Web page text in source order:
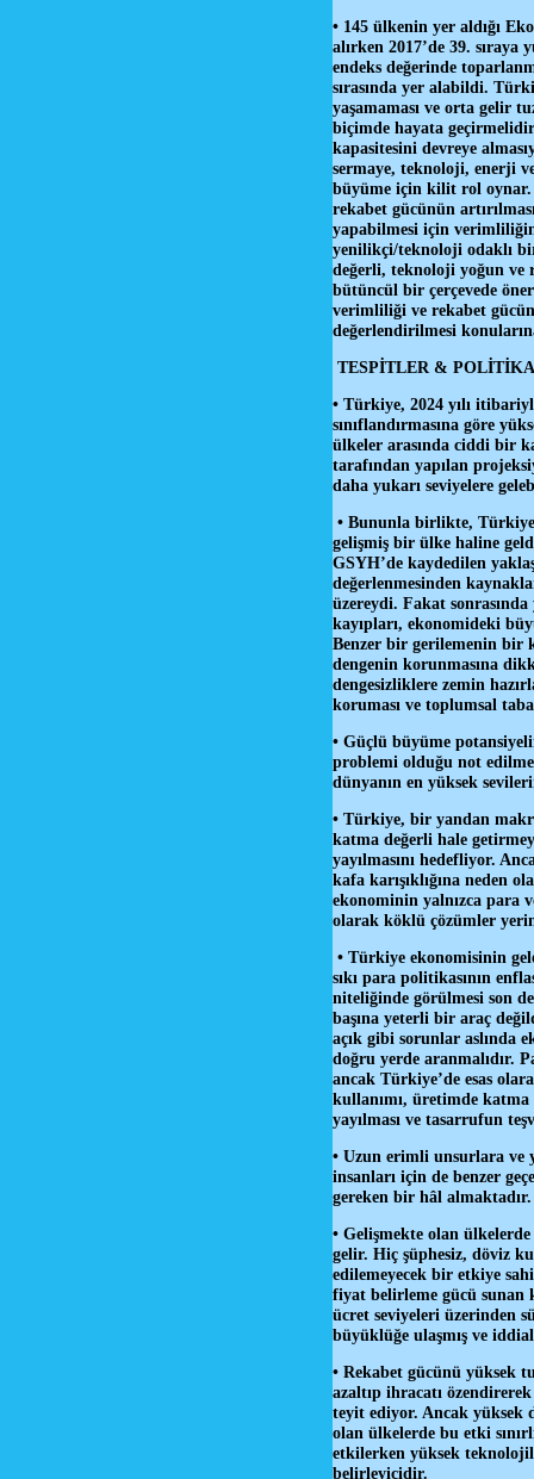
• 145 ülkenin yer aldığı
alırken 2017’de 39.
endeks değerinde
sırasında yer alabildi.
yaşamaması ve orta gelir
biçimde hayata
kapasitesini devreye
sermaye, teknoloji, enerji
büyüme için kilit rol oynar.
rekabet gücünün
yapabilmesi için
yenilikçi/teknoloji odaklı
değerli, teknoloji yoğun ve
bütüncül bir çerçevede
verimliliği ve rekabet
değerlendirilmesi
TESPİTLER &
• Türkiye, 2024 yılı
sınıflandırmasına göre
ülkeler arasında ciddi bir
tarafından yapılan
daha yukarı seviyelere
• Bununla birlikte,
gelişmiş bir ülke haline
GSYH’de kaydedilen
değerlenmesinden
üzereydi. Fakat
kayıpları, ekonomideki
Benzer bir gerilemenin bir
dengenin korunmasına
dengesizliklere zemin
koruması ve toplumsal
• Güçlü büyüme
problemi olduğu not
dünyanın en yüksek
• Türkiye, bir yandan
katma değerli hale
yayılmasını hedefliyor.
kafa karışıklığına neden
ekonominin yalnızca para
olarak köklü çözümler
• Türkiye ekonomisinin
sıkı para politikasının
niteliğinde görülmesi son
başına yeterli bir araç
açık gibi sorunlar aslında
doğru yerde aranmalıdır.
ancak Türkiye’de esas
kullanımı, üretimde katma
yayılması ve tasarrufun
• Uzun erimli unsurlara ve
insanları için de benzer
gereken bir hâl almaktadır.
• Gelişmekte olan
gelir. Hiç şüphesiz, döviz
edilemeyecek bir etkiye
fiyat belirleme gücü sunan
ücret seviyeleri üzerinden
büyüklüğe ulaşmış ve
• Rekabet gücünü yüksek
azaltıp ihracatı
teyit ediyor. Ancak yüksek
olan ülkelerde bu etki
etkilerken yüksek
belirleyicidir.